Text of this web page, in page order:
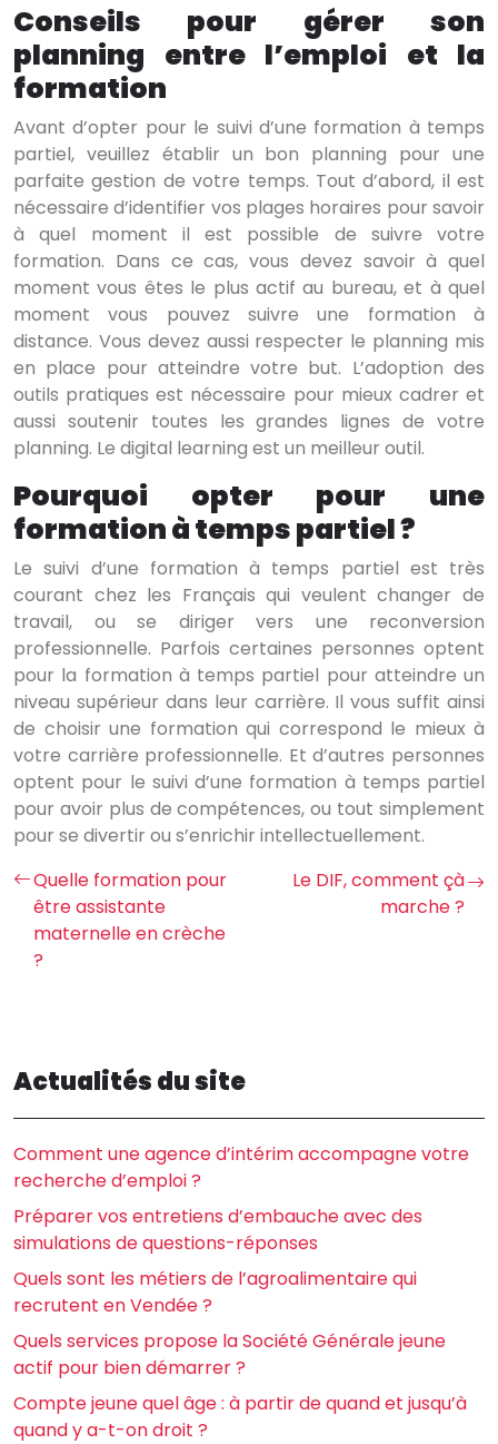
Conseils pour gérer son
planning entre l’emploi et la
formation
Avant d’opter pour le suivi d’une formation à temps
partiel, veuillez établir un bon planning pour une
parfaite gestion de votre temps. Tout d’abord, il est
nécessaire d’identifier vos plages horaires pour savoir
à quel moment il est possible de suivre votre
formation. Dans ce cas, vous devez savoir à quel
moment vous êtes le plus actif au bureau, et à quel
moment vous pouvez suivre une formation à
distance. Vous devez aussi respecter le planning mis
en place pour atteindre votre but. L’adoption des
outils pratiques est nécessaire pour mieux cadrer et
aussi soutenir toutes les grandes lignes de votre
planning. Le digital learning est un meilleur outil.
Pourquoi opter pour une
formation à temps partiel ?
Le suivi d’une formation à temps partiel est très
courant chez les Français qui veulent changer de
travail, ou se diriger vers une reconversion
professionnelle. Parfois certaines personnes optent
pour la formation à temps partiel pour atteindre un
niveau supérieur dans leur carrière. Il vous suffit ainsi
de choisir une formation qui correspond le mieux à
votre carrière professionnelle. Et d’autres personnes
optent pour le suivi d’une formation à temps partiel
pour avoir plus de compétences, ou tout simplement
pour se divertir ou s’enrichir intellectuellement.
Quelle formation pour
être assistante
maternelle en crèche
?
Le DIF, comment çà
marche ?
Actualités du site
Comment une agence d’intérim accompagne votre
recherche d’emploi ?
Préparer vos entretiens d’embauche avec des
simulations de questions-réponses
Quels sont les métiers de l’agroalimentaire qui
recrutent en Vendée ?
Quels services propose la Société Générale jeune
actif pour bien démarrer ?
Compte jeune quel âge : à partir de quand et jusqu’à
quand y a-t-on droit ?